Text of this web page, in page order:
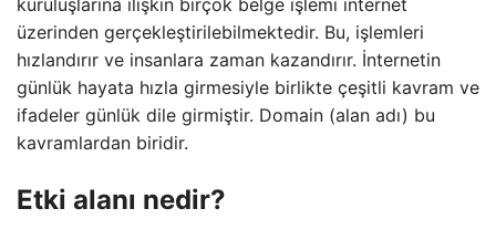
kuruluşlarına ilişkin birçok belge işlemi internet
üzerinden gerçekleştirilebilmektedir. Bu, işlemleri
hızlandırır ve insanlara zaman kazandırır. İnternetin
günlük hayata hızla girmesiyle birlikte çeşitli kavram ve
ifadeler günlük dile girmiştir. Domain (alan adı) bu
kavramlardan biridir.
Etki alanı nedir?